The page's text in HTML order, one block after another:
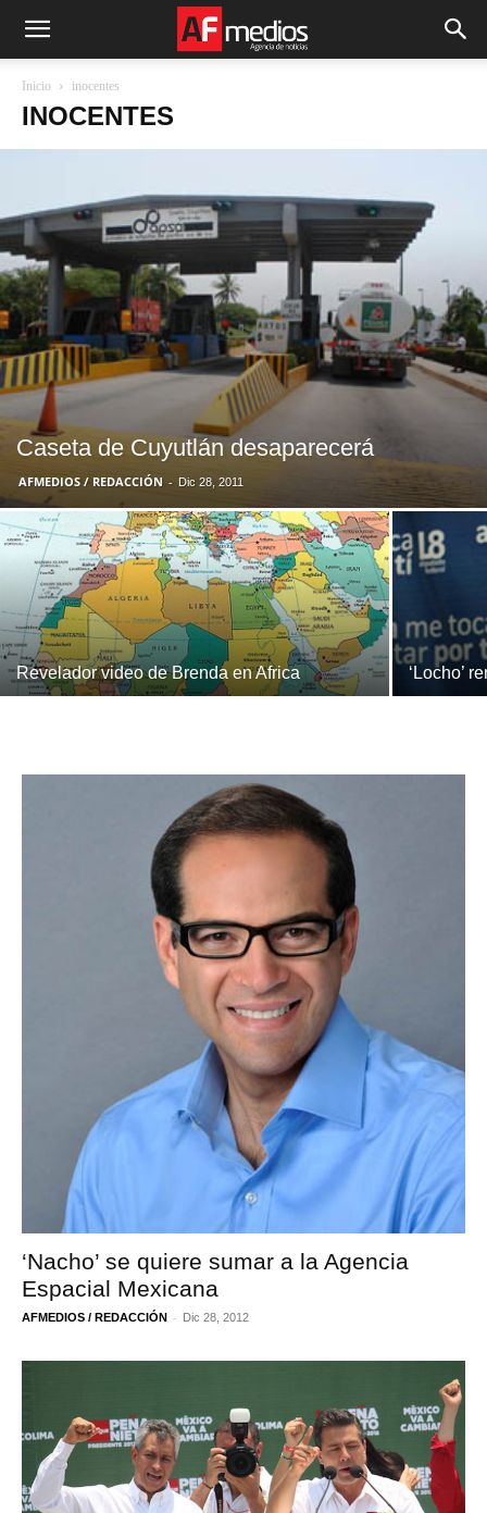
Inicio inocentes
INOCENTES
Caseta de Cuyutlán desaparecerá
AFMEDIOS / REDACCIÓN - Dic 28, 2011
Revelador video de Brenda en Africa ‘Locho’
‘Nacho’ se quiere sumar a la Agencia
Espacial Mexicana
AFMEDIOS / REDACCIÓN - Dic 28, 2012